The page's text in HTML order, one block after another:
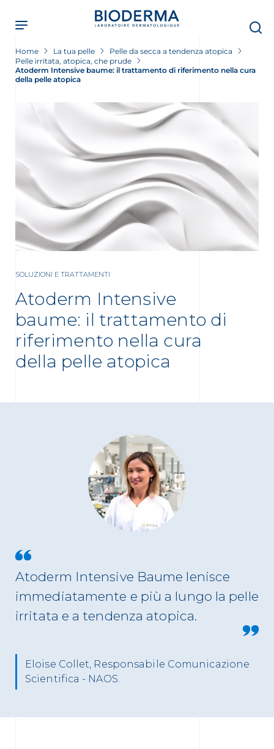
main
content
Home La tua pelle
Pelle da secca a tendenza atopica
Pelle irritata, atopica, che prude
Atoderm Intensive baume: il trattamento di riferimento nella cura
della pelle atopica
SOLUZIONI E TRATTAMENTI
Atoderm Intensive
baume: il trattamento di
riferimento nella cura
della pelle atopica
Atoderm Intensive Baume lenisce
immediatamente e più a lungo la pelle
irritata e a tendenza atopica.
Eloise Collet, Responsabile Comunicazione
Scientifica - NAOS.